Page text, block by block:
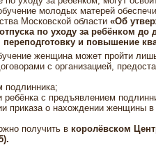
молодых матерей
Московской области «Об
по уходу за ребёнком до
и повышение
женщина может пройти
с организацией,
подлинника;
ребёнка с предъявлением
приказа о нахождении женщины
получить в королёвском